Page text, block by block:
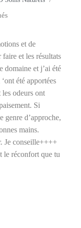
et de
faire et les résultats
domaine et j’ai été
été apportées
odeurs ont
Si
genre d’approche,
mains.
Je conseille++++
le réconfort que tu